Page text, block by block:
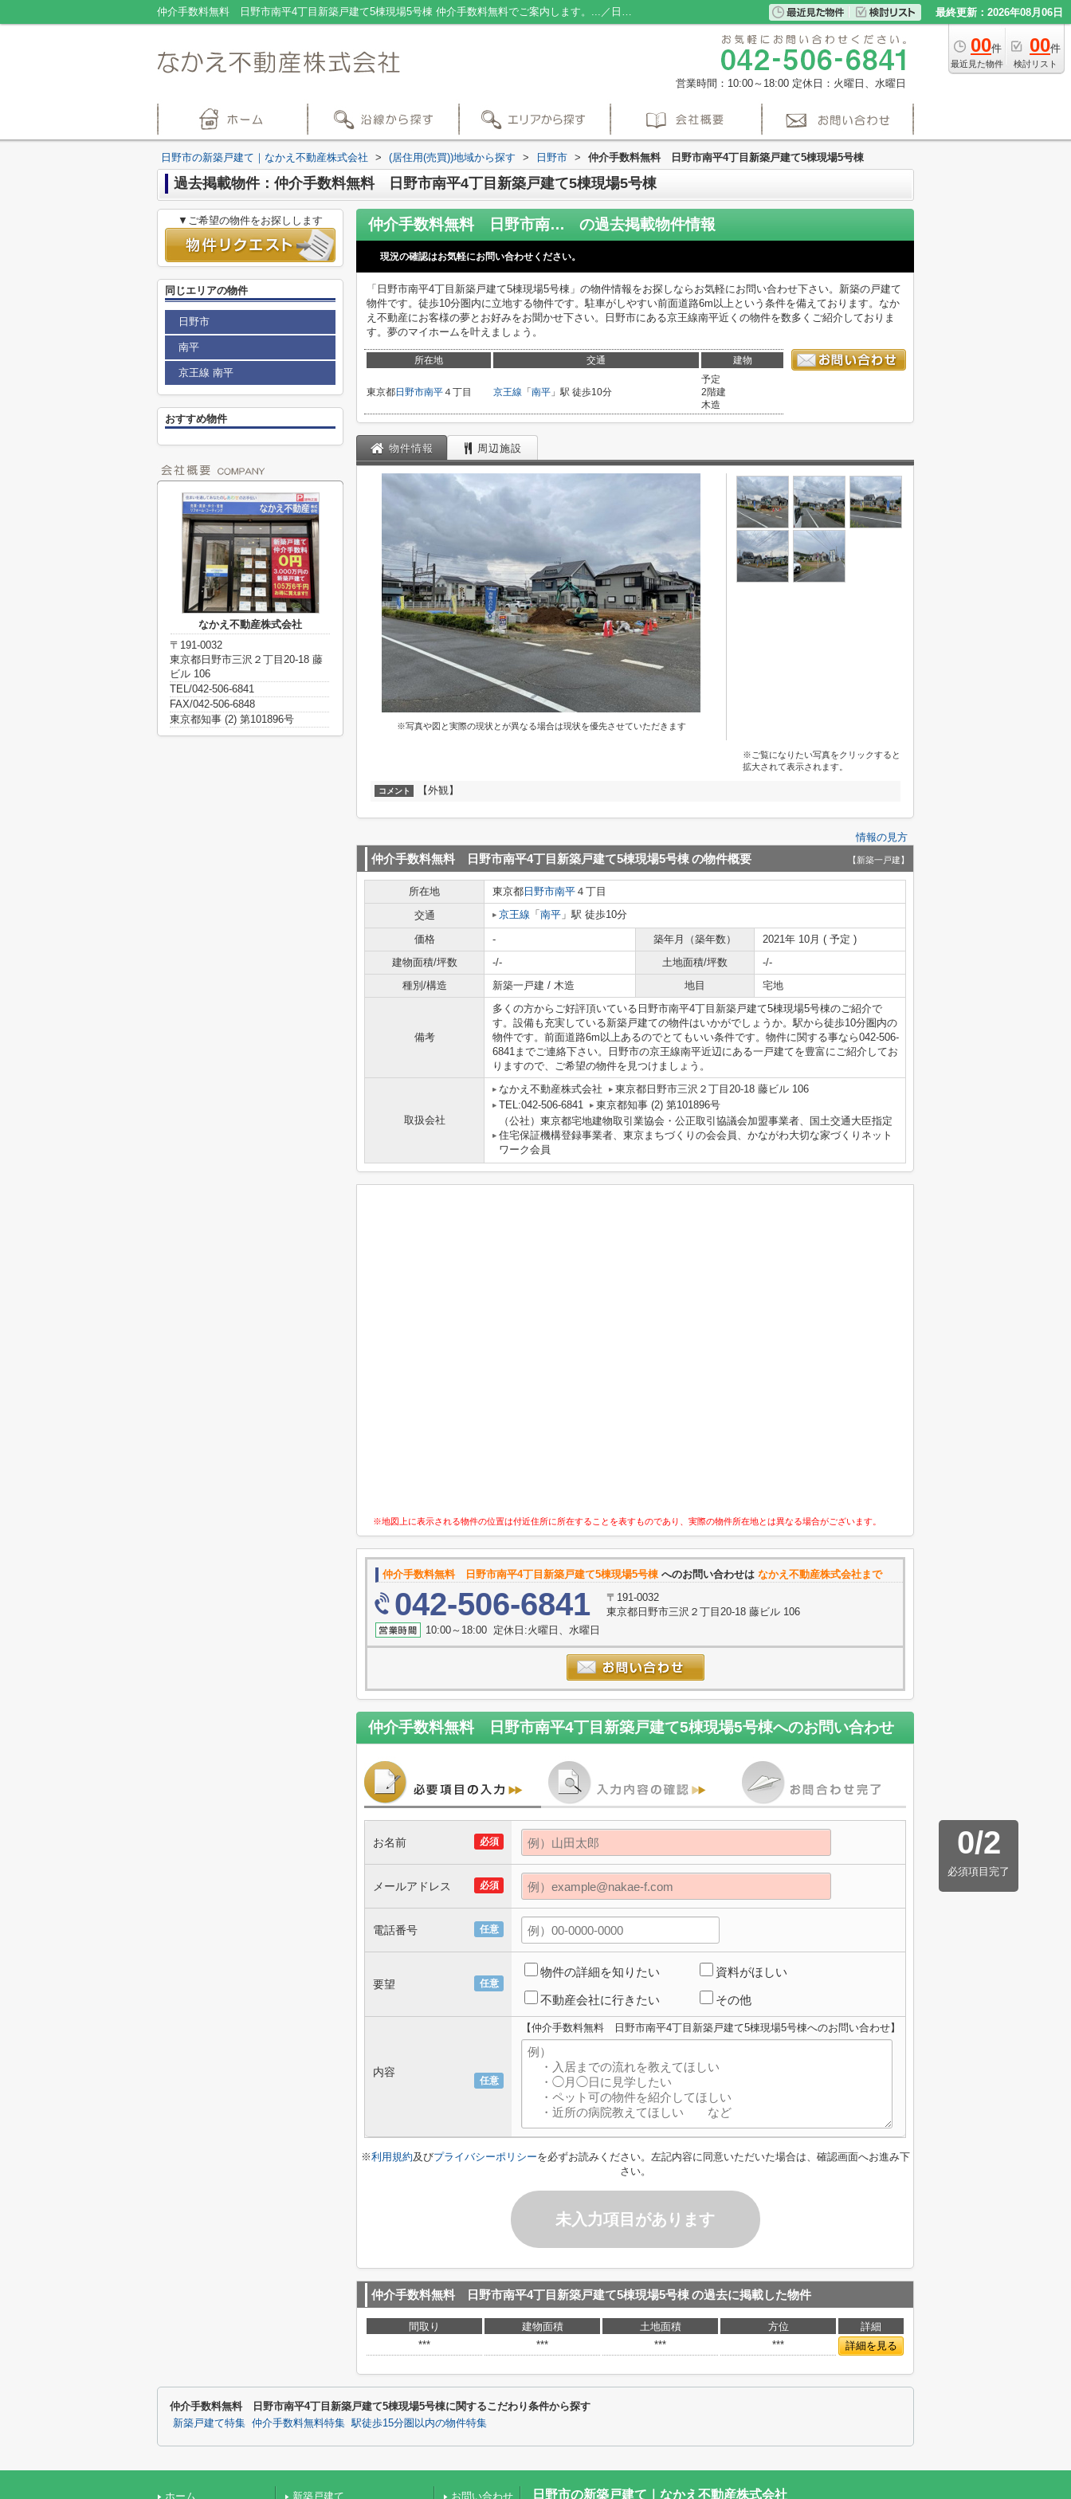
仲介手数料無料 日野市南平4丁目新築戸建て5棟現場5号棟 仲介手数料無料でご案内します。...／日野市の新築戸建て／なかえ不動産株式会社 最終更新：2026年08月06日
00件
最近見た物件
00件
検討リスト
営業時間：10:00～18:00 定休日：火曜日、水曜日
日野市の新築戸建て｜なかえ不動産株式会社 > (居住用(売買))地域から探す > 日野市 > 仲介手数料無料 日野市南平4丁目新築戸建て5棟現場5号棟
過去掲載物件：仲介手数料無料 日野市南平4丁目新築戸建て5棟現場5号棟
仲介手数料無料 日野市南平4丁目新築戸建て5棟現場5号棟 の過去掲載物件情報
現況の確認はお気軽にお問い合わせください。
「日野市南平4丁目新築戸建て5棟現場5号棟」の物件情報をお探しならお気軽にお問い合わせ下さい。新築の戸建て
物件です。徒歩10分圏内に立地する物件です。駐車がしやすい前面道路6m以上という条件を備えております。なか
え不動産にお客様の夢とお好みをお聞かせ下さい。日野市にある京王線南平近くの物件を数多くご紹介しておりま
す。夢のマイホームを叶えましょう。
所在地 交通 建物
東京都日野市南平４丁目 京王線 「 南平 」駅 徒歩10分
予定
2階建
木造
物件情報 周辺施設
※写真や図と実際の現状とが異なる場合は現状を優先させていただきます
※ご覧になりたい写真をクリックすると
拡大されて表示されます。
コメント 【外観】
情報の見方
仲介手数料無料 日野市南平4丁目新築戸建て5棟現場5号棟の物件概要 【新築一戸建】
所在地 東京都 日野市南平 ４丁目
交通
京王線 「 南平 」駅 徒歩10分
価格 - 築年月（築年数）
2021年 10月 ( 予定 )
建物面積/坪数
-/- 土地面積/坪数
-/-
種別/構造
新築一戸建 / 木造 地目 宅地
備考
多くの方からご好評頂いている日野市南平4丁目新築戸建て5棟現場5号棟のご紹介で
す。設備も充実している新築戸建ての物件はいかがでしょうか。駅から徒歩10分圏内の
物件です。前面道路6m以上あるのでとてもいい条件です。物件に関する事なら042-506-
6841までご連絡下さい。日野市の京王線南平近辺にある一戸建てを豊富にご紹介してお
りますので、ご希望の物件を見つけましょう。
取扱会社
なかえ不動産株式会社
東京都日野市三沢２丁目20-18 藤ビル 106
TEL:042-506-6841
東京都知事 (2) 第101896号
（公社）東京都宅地建物取引業協会・公正取引協議会加盟事業者、国土交通大臣指定
住宅保証機構登録事業者、東京まちづくりの会会員、かながわ大切な家づくりネット
ワーク会員
※地図上に表示される物件の位置は付近住所に所在することを表すものであり、実際の物件所在地とは異なる場合がございます。
仲介手数料無料 日野市南平4丁目新築戸建て5棟現場5号棟 へのお問い合わせは なかえ不動産株式会社まで
042-506-6841
〒191-0032
東京都日野市三沢２丁目20-18 藤ビル 106
10:00～18:00 定休日:火曜日、水曜日
仲介手数料無料 日野市南平4丁目新築戸建て5棟現場5号棟へのお問い合わせ
0/2
必須項目完了
必須
お名前
必須
メールアドレス
任意
電話番号
任意
要望
物件の詳細を知りたい 資料がほしい
不動産会社に行きたい その他
任意
内容
【仲介手数料無料 日野市南平4丁目新築戸建て5棟現場5号棟へのお問い合わせ】
※利用規約及びプライバシーポリシーを必ずお読みください。左記内容に同意いただいた場合は、確認画面へお進み下
さい。
未入力項目があります
仲介手数料無料 日野市南平4丁目新築戸建て5棟現場5号棟の過去に掲載した物件
間取り 建物面積 土地面積 方位
詳細
***
*** *** *** 詳細を見る
▼ご希望の物件をお探しします
同じエリアの物件
日野市
南平
京王線 南平
おすすめ物件
なかえ不動産株式会社
〒191-0032
東京都日野市三沢２丁目20-18 藤
ビル 106
TEL/042-506-6841
FAX/042-506-6848
東京都知事 (2) 第101896号
仲介手数料無料 日野市南平4丁目新築戸建て5棟現場5号棟に関するこだわり条件から探す
新築戸建て特集 仲介手数料無料特集 駅徒歩15分圏以内の物件特集
ホーム 新築戸建て お問い合わせ 日野市の新築戸建て｜なかえ不動産株式会社